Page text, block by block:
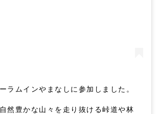
ラムインやまなしに参加しました。
然豊かな山々を走り抜ける峠道や林